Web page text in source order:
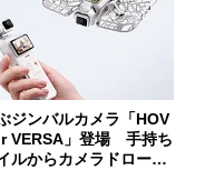
ジンバルカメラ「HOV
VERSA」登場 手持ち
ルからカメラドローン